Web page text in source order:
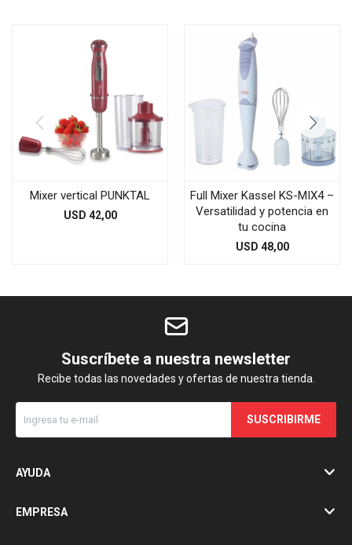
Mixer vertical PUNKTAL
USD 42,00
Full Mixer Kassel KS-MIX4 –
Versatilidad y potencia en
tu cocina
USD 48,00
Suscríbete a nuestra newsletter
Recibe todas las novedades y ofertas de nuestra tienda.
SUSCRIBIRME
AYUDA
EMPRESA